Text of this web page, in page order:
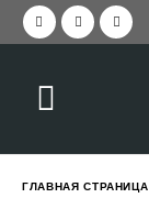
ГЛАВНАЯ СТРАНИЦА